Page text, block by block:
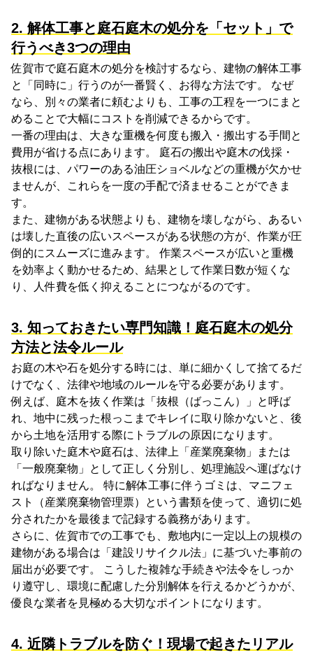
2. 解体工事と庭石庭木の処分を「セット」で
行うべき3つの理由
佐賀市で庭石庭木の処分を検討するなら、建物の解体工事
と「同時に」行うのが一番賢く、お得な方法です。 なぜ
なら、別々の業者に頼むよりも、工事の工程を一つにまと
めることで大幅にコストを削減できるからです。
一番の理由は、大きな重機を何度も搬入・搬出する手間と
費用が省ける点にあります。 庭石の搬出や庭木の伐採・
抜根には、パワーのある油圧ショベルなどの重機が欠かせ
ませんが、これらを一度の手配で済ませることができま
す。
また、建物がある状態よりも、建物を壊しながら、あるい
は壊した直後の広いスペースがある状態の方が、作業が圧
倒的にスムーズに進みます。 作業スペースが広いと重機
を効率よく動かせるため、結果として作業日数が短くな
り、人件費を低く抑えることにつながるのです。
3. 知っておきたい専門知識！庭石庭木の処分
方法と法令ルール
お庭の木や石を処分する時には、単に細かくして捨てるだ
けでなく、法律や地域のルールを守る必要があります。
例えば、庭木を抜く作業は「抜根（ばっこん）」と呼ば
れ、地中に残った根っこまでキレイに取り除かないと、後
から土地を活用する際にトラブルの原因になります。
取り除いた庭木や庭石は、法律上「産業廃棄物」または
「一般廃棄物」として正しく分別し、処理施設へ運ばなけ
ればなりません。 特に解体工事に伴うゴミは、マニフェ
スト（産業廃棄物管理票）という書類を使って、適切に処
分されたかを最後まで記録する義務があります。
さらに、佐賀市での工事でも、敷地内に一定以上の規模の
建物がある場合は「建設リサイクル法」に基づいた事前の
届出が必要です。 こうした複雑な手続きや法令をしっか
り遵守し、環境に配慮した分別解体を行えるかどうかが、
優良な業者を見極める大切なポイントになります。
4. 近隣トラブルを防ぐ！現場で起きたリアル